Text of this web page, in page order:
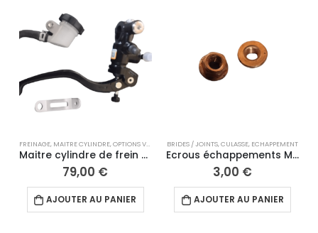
FREINAGE, MAITRE CYLINDRE,OPTIONS VMC PIÈCES D'ORIGINE ART ,PIÈCES DÉTACHÉES 10"
Maitre cylindre de frein avant radial ADELIN
79,00 €
AJOUTER AU PANIER
BRIDES / JOINTS,CULASSE, ECHAPPEMENT
Ecrous échappements M6 cuivre
3,00 €
AJOUTER AU PANIER